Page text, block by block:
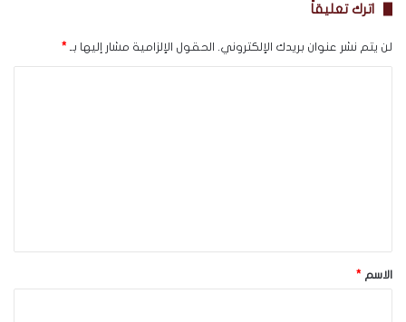
اترك تعليقاً
لن يتم نشر عنوان بريدك الإلكتروني. الحقول الإلزامية مشار إليها بـ *
*الاسم *